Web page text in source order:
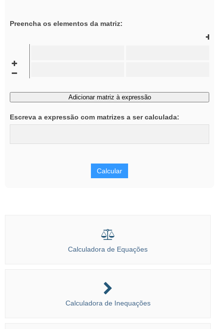
Preencha os elementos da matriz:
Adicionar matriz à expressão
Escreva a expressão com matrizes a ser calculada:
Calcular
Calculadora de Equações
Calculadora de Inequações